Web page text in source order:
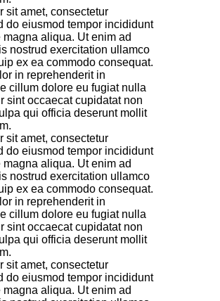
sit amet, consectetur
do eiusmod tempor incididunt
aliqua. Ut enim ad
nostrud exercitation ullamco
ex ea commodo consequat.
in reprehenderit in
cillum dolore eu fugiat nulla
sint occaecat cupidatat non
qui officia deserunt mollit
sit amet, consectetur
do eiusmod tempor incididunt
aliqua. Ut enim ad
nostrud exercitation ullamco
ex ea commodo consequat.
in reprehenderit in
cillum dolore eu fugiat nulla
sint occaecat cupidatat non
qui officia deserunt mollit
sit amet, consectetur
do eiusmod tempor incididunt
aliqua. Ut enim ad